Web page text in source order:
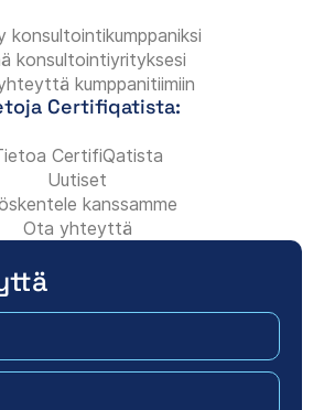
konsultointikumppaniksi
konsultointiyrityksesi
kumppanitiimiin
Certifiqatista:
CertifiQatista
Uutiset
kanssamme
Ota yhteyttä